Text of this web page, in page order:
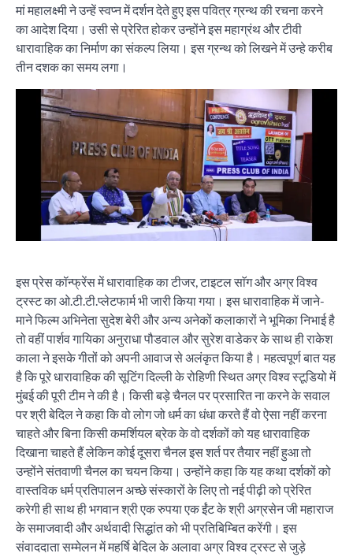
मां महालक्ष्मी ने उन्हें स्वप्न में दर्शन देते हुए इस पवित्र ग्रन्थ की रचना करने
का आदेश दिया। उसी से प्रेरित होकर उन्होंने इस महाग्रंथ और टीवी
धारावाहिक का निर्माण का संकल्प लिया। इस ग्रन्थ को लिखने में उन्हे करीब
तीन दशक का समय लगा।
इस प्रेस कॉन्फ्रेंस में धारावाहिक का टीजर, टाइटल साॅग और अग्र विश्व
ट्रस्ट का ओ.टी.टी.प्लेटफार्म भी जारी किया गया। इस धारावाहिक में जाने-
माने फिल्म अभिनेता सुदेश बेरी और अन्य अनेकों कलाकारों ने भूमिका निभाई है
तो वहीं पार्शव गायिका अनुराधा पौडवाल और सुरेश वाडेकर के साथ ही राकेश
काला ने इसके गीतों को अपनी आवाज से अलंकृत किया है। महत्वपूर्ण बात यह
है कि पूरे धारावाहिक की सूटिंग दिल्ली के रोहिणी स्थित अग्र विश्व स्टूडियो में
मुंबई की पूरी टीम ने की है। किसी बड़े चैनल पर प्रसारित ना करने के सवाल
पर श्री बेदिल ने कहा कि वो लोग जो धर्म का धंधा करते हैं वो ऐसा नहीं करना
चाहते और बिना किसी कमर्शियल ब्रेक के वो दर्शकों को यह धारावाहिक
दिखाना चाहते हैं लेकिन कोई दूसरा चैनल इस शर्त पर तैयार नहीं हुआ तो
उन्होंने संतवाणी चैनल का चयन किया। उन्होंने कहा कि यह कथा दर्शकों को
वास्तविक धर्म प्रतिपालन अच्छे संस्कारों के लिए तो नई पीढ़ी को प्रेरित
करेगी ही साथ ही भगवान श्री एक रुपया एक ईंट के श्री अग्रसेन जी महाराज
के समाजवादी और अर्थवादी सिद्धांत को भी प्रतिबिम्बित करेंगी। इस
संवाददाता सम्मेलन में महर्षि बेदिल के अलावा अग्र विश्व ट्रस्ट से जुड़े